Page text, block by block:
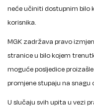
neće učiniti dostupnim bilo
korisnika.
MGK zadržava pravo
stranice u bilo kojem
moguće posljedice
promjene stupaju na
U slučaju svih upita u vezi